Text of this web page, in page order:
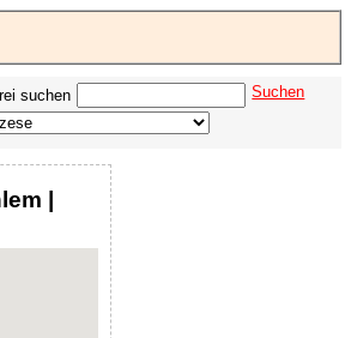
suchen Suchen
|